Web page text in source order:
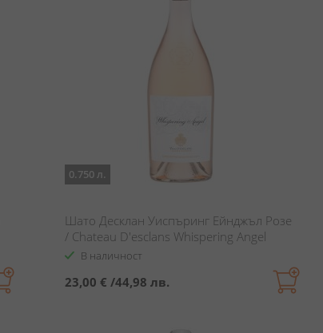
0.750 л.
Шато Десклан Уиспъринг Ейнджъл Розе
/ Chateau D'esclans Whispering Angel
RoseВ наличност
23,00 € /44,98 лв.